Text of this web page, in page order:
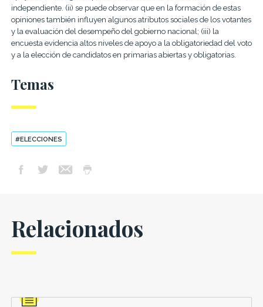
independiente. (ii) se puede observar que en la formación de estas
opiniones también influyen algunos atributos sociales de los vo­tantes
y la evaluación del desempeño del go­bierno nacional; (iii) la
encuesta evidencia altos ni­veles de apoyo a la obligatoriedad del voto
y a la elección de candidatos en primarias abier­tas y obligatorias.
Temas
#ELECCIONES
Relacionados